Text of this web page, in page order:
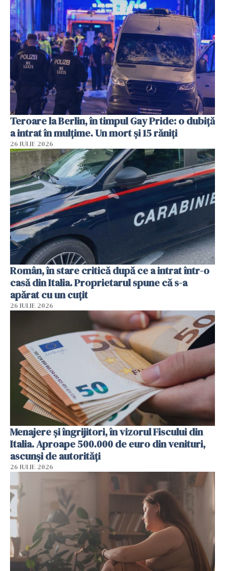
Teroare la Berlin, în timpul Gay Pride: o dubiță
a intrat în mulțime. Un mort și 15 răniți
26 IULIE 2026
Român, în stare critică după ce a intrat într-o
casă din Italia. Proprietarul spune că s-a
apărat cu un cuțit
26 IULIE 2026
Menajere și îngrijitori, în vizorul Fiscului din
Italia. Aproape 500.000 de euro din venituri,
ascunși de autorități
26 IULIE 2026